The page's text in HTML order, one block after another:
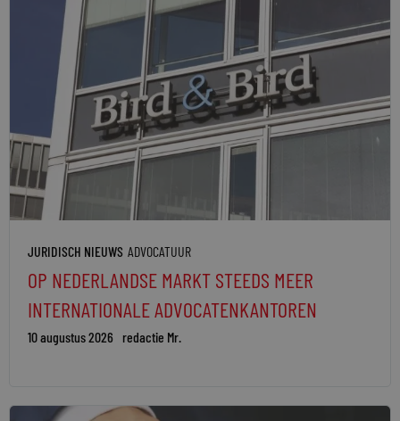
JURIDISCH NIEUWS ADVOCATUUR
OP NEDERLANDSE MARKT STEEDS MEER
INTERNATIONALE ADVOCATENKANTOREN
10 augustus 2026 redactie Mr.